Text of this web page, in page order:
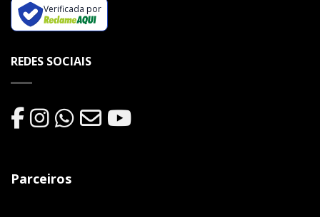
Verificada por
REDES SOCIAIS
Parceiros